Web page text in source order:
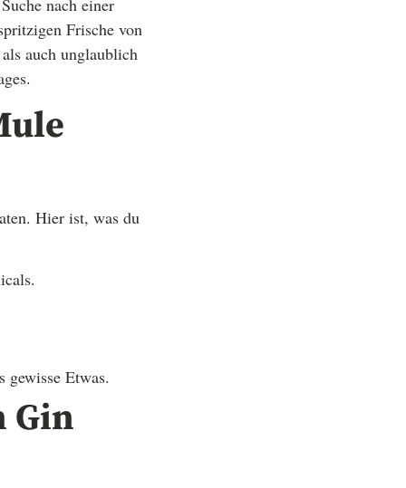
nach einer
Frische von
auch unglaublich
Hier ist, was du
Etwas.
Gin